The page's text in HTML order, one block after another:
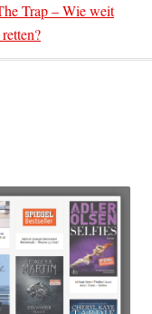
Trap – Wie weit